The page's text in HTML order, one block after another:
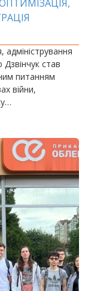
став
питанням
війни,